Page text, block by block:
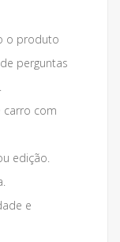
o produto
perguntas
carro com
edição.
e